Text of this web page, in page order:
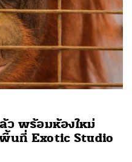
พร้อมห้องใหม่
พื้นที่ Exotic Studio
LINE EMAIL